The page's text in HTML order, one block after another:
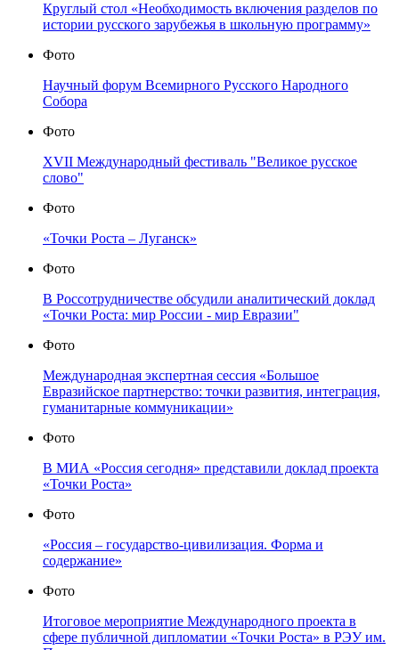
Круглый стол «Необходимость включения разделов по
истории русского зарубежья в школьную программу»
Фото
Научный форум Всемирного Русского Народного
Собора
Фото
XVII Международный фестиваль "Великое русское
слово"
Фото
«Точки Роста – Луганск»
Фото
В Россотрудничестве обсудили аналитический доклад
«Точки Роста: мир России - мир Евразии"
Фото
Международная экспертная сессия «Большое
Евразийское партнерство: точки развития, интеграция,
гуманитарные коммуникации»
Фото
В МИА «Россия сегодня» представили доклад проекта
«Точки Роста»
Фото
«Россия – государство-цивилизация. Форма и
содержание»
Фото
Итоговое мероприятие Международного проекта в
сфере публичной дипломатии «Точки Роста» в РЭУ им.